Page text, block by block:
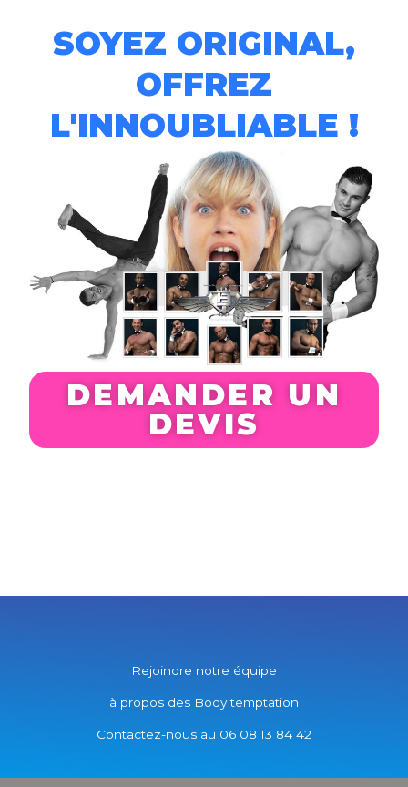
SOYEZ ORIGINAL,
OFFREZ
L'INNOUBLIABLE !
DEMANDER UN
DEVIS
Rejoindre notre équipe
à propos des Body temptation
Contactez-nous au 06 08 13 84 42